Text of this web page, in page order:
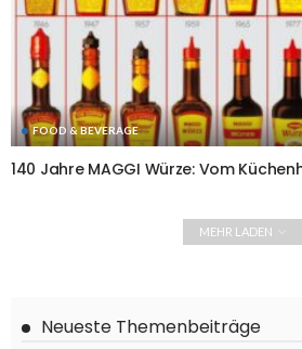
FOOD & BEVERAGE
140 Jahre MAGGI Würze: Vom
MEHR LADEN
Neueste Themenbeiträge